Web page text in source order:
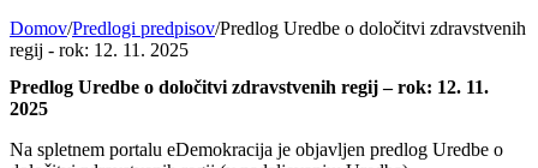
Domov/Predlogi predpisov/Predlog Uredbe o določitvi zdravstvenih
regij - rok: 12. 11. 2025
Predlog Uredbe o določitvi zdravstvenih regij – rok: 12. 11.
2025
Na spletnem portalu eDemokracija je objavljen predlog Uredbe o